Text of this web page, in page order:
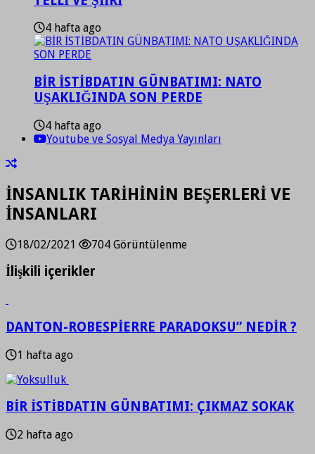
4 hafta ago
BİR İSTİBDATIN GÜNBATIMI: NATO
UŞAKLIĞINDA SON PERDE
4 hafta ago
Youtube ve Sosyal Medya Yayınları
İNSANLIK TARİHİNİN BEŞERLERİ VE
İNSANLARI
18/02/2021 704 Görüntülenme
İlişkili içerikler
DANTON-ROBESPİERRE PARADOKSU” NEDİR ?
1 hafta ago
BİR İSTİBDATIN GÜNBATIMI: ÇIKMAZ SOKAK
2 hafta ago